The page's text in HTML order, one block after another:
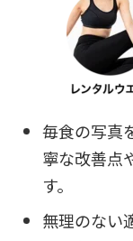
毎食の写真
寧な改善点
す。
無理のない